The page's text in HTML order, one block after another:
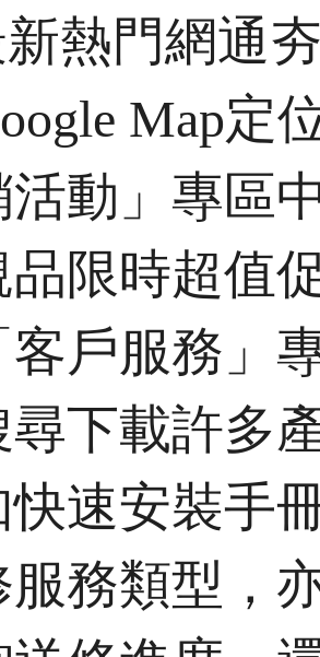
熱門網通
Map定
活動」專區
品限時超值
客戶服務」
尋下載許多
快速安裝手
服務類型，